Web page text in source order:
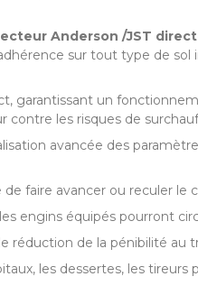
Anderson /JST
sur tout type de
garantissant un
les risques de
avancée des
faire avancer ou reculer
engins équipés pourront
de la pénibilité au
les dessertes, les